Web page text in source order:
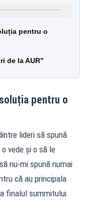
pentru o
de la AUR”
pentru o
lideri să spună
vede și o să le
nu-mi spună numai
că au principala
finalul summitului